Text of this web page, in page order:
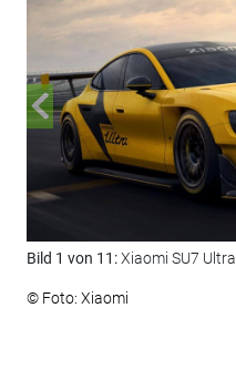
Bild 1 von 11:Xiaomi SU7 Ultra
© Foto: Xiaomi